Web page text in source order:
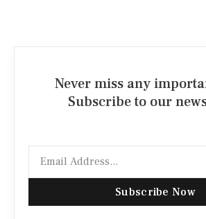
Never miss any
Subscribe to our
Subscribe Now